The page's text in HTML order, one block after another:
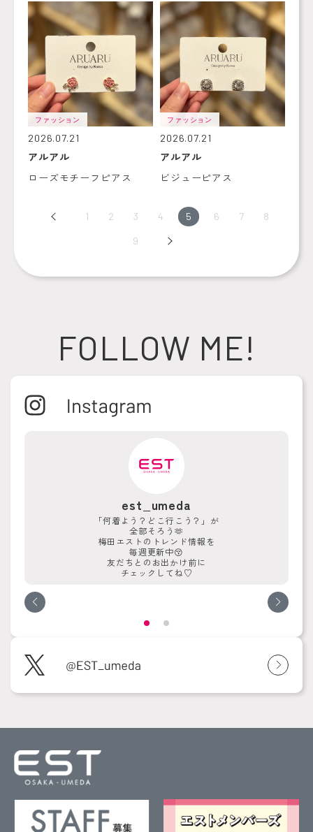
ファッション
2026.07.21
アルアル
ローズモチーフピアス
ファッション
2026.07.21
アルアル
ビジューピアス
Prev 1 2 3 4 5 6 7 8
9 Next
FOLLOW ME!
est_umeda
「何着よう？どこ行こう？」が
全部そろう🫶
梅田エストのトレンド情報を
毎週更新中😚
友だちとのお出かけ前に
チェックしてね♡